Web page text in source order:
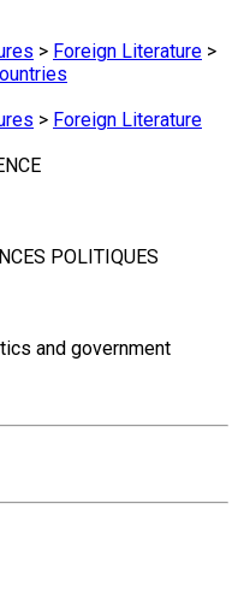
> Foreign Literature >
> Foreign Literature
POLITIQUES
and government